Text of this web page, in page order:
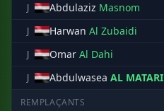
J Abdulaziz Masnom
J Harwan Al Zubaidi
J
Omar Al Dahi
J
Abdulwasea AL MATARI
REMPLAÇANTS